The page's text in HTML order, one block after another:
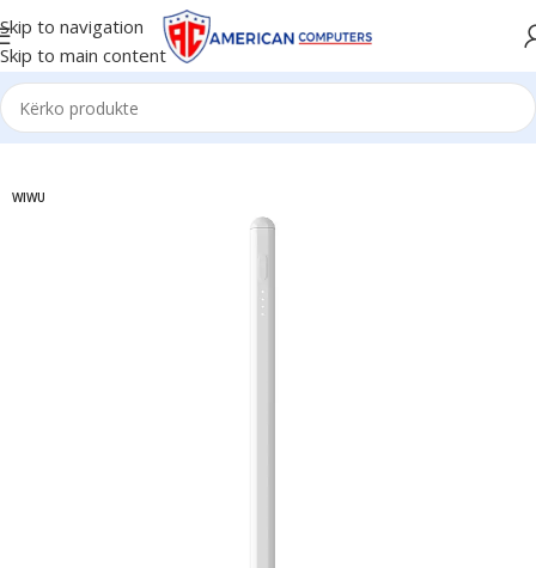
Skip to navigation
Skip to main content
Kreu/Aksesorë/Pen
WIWU